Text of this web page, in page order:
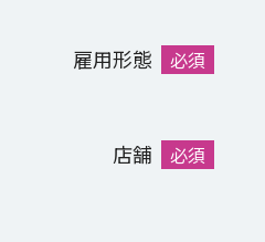
雇用形態 必須
店舗 必須